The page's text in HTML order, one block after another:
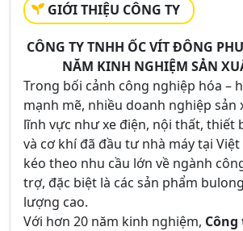
GIỚI THIỆU CÔNG TY
CÔNG TY TNHH ỐC VÍT ĐÔNG
NĂM KINH NGHIỆM SẢN
Trong bối cảnh công nghiệp hóa –
mạnh mẽ, nhiều doanh nghiệp sản
lĩnh vực như xe điện, nội thất, thiết
và cơ khí đã đầu tư nhà máy tại
kéo theo nhu cầu lớn về ngành
trợ, đặc biệt là các sản phẩm
lượng cao.
Với hơn 20 năm kinh nghiệm, Công